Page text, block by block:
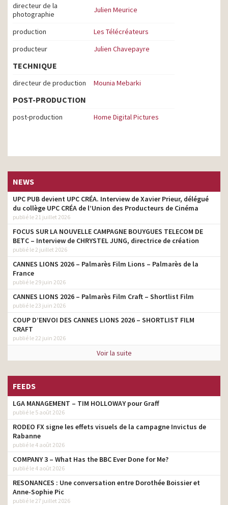
directeur de la
photographie
Julien Meurice
production
Les Télécréateurs
producteur
Julien Chavepayre
TECHNIQUE
directeur de production Mounia Mebarki
POST-PRODUCTION
post-production Home Digital Pictures
NEWS
UPC PUB devient UPC CRÉA. Interview de Xavier Prieur, délégué
du collège UPC CRÉA de l’Union des Producteurs de Cinéma
publié le 21 juillet 2026
FOCUS SUR LA NOUVELLE CAMPAGNE BOUYGUES TELECOM DE
BETC – Interview de CHRYSTEL JUNG, directrice de création
publié le 2 juillet 2026
CANNES LIONS 2026 – Palmarès Film Lions – Palmarès de la
France
publié le 29 juin 2026
CANNES LIONS 2026 – Palmarès Film Craft – Shortlist Film
publié le 23 juin 2026
COUP D’ENVOI DES CANNES LIONS 2026 – SHORTLIST FILM
CRAFT
publié le 22 juin 2026
Voir la suite
FEEDS
LGA MANAGEMENT – TIM HOLLOWAY pour Graff
publié le 5 août 2026
RODEO FX signe les effets visuels de la campagne Invictus de
Rabanne
publié le 4 août 2026
COMPANY 3 – What Has the BBC Ever Done for Me?
publié le 4 août 2026
RESONANCES : Une conversation entre Dorothée Boissier et
Anne-Sophie Pic
publié le 27 juillet 2026